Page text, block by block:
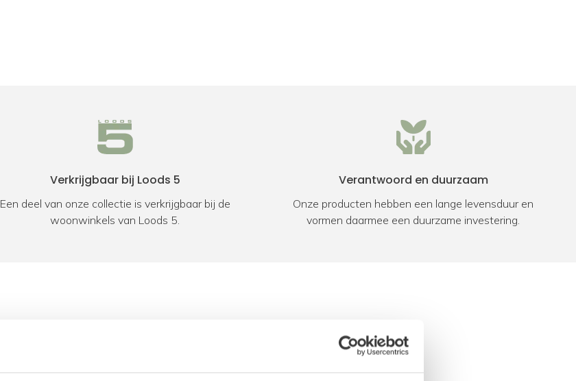
Verkrijgbaar bij Loods 5
Een deel van onze collectie is verkrijgbaar bij de
woonwinkels van Loods 5.
Verantwoord en duurzaam
Onze producten hebben een lange levensduur en
vormen daarmee een duurzame investering.